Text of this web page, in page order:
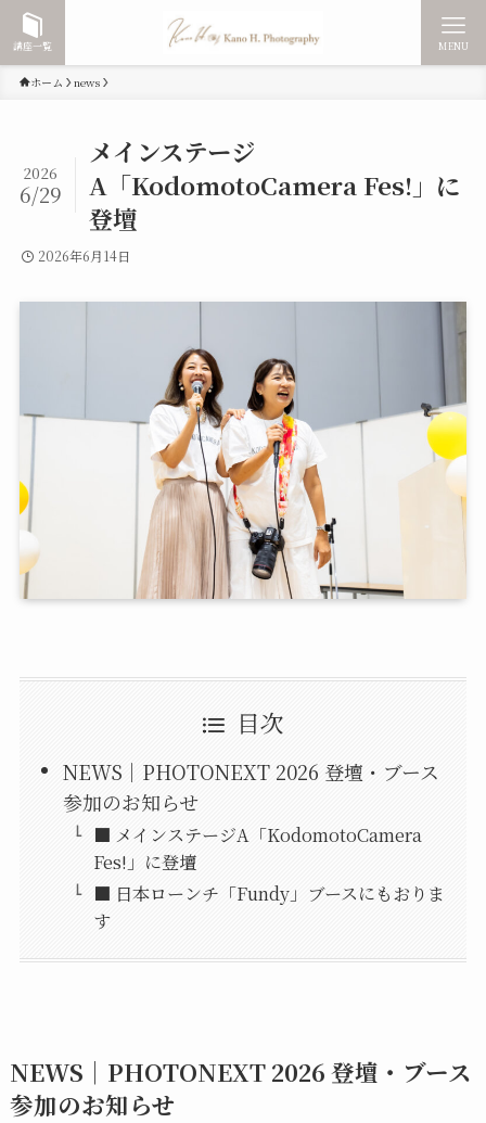
講座一覧 MENU
ホーム news
メインステージ
A「KodomotoCamera Fes!」に
登壇
2026
6/29
2026年6月14日
目次
NEWS｜PHOTONEXT 2026 登壇・ブース
参加のお知らせ
■ メインステージA「KodomotoCamera
Fes!」に登壇
■ 日本ローンチ「Fundy」ブースにもおりま
す
NEWS｜PHOTONEXT 2026 登壇・ブース
参加のお知らせ